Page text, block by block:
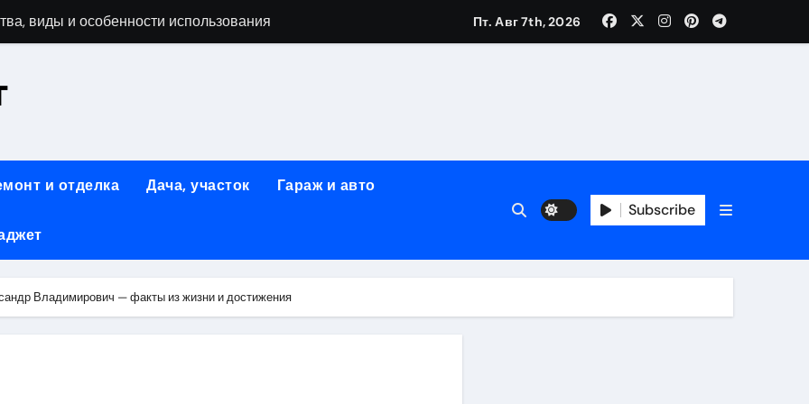
виды и особенности использования
помощник при ремонтных работах
к Успешному Реализации Ваших Идей
и практичность
Дома: Экологичность и Практичность
Пт. Авг 7th, 2026
и отделка Дача, участок Гараж и авто
Subscribe
Владимирович — факты из жизни и достижения